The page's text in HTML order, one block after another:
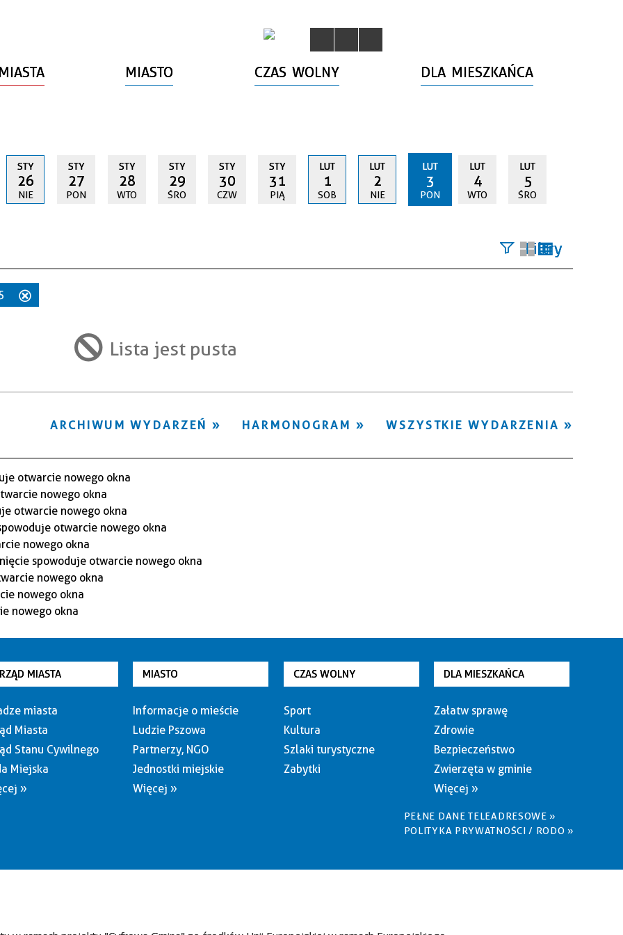
MIASTO CZAS WOLNY DLA MIESZKAŃCA
STY
26
NIE
STY
27
PON
STY
28
WTO
STY
29
ŚRO
STY
30
CZW
STY
31
PIĄ
LUT
1
SOB
LUT
2
NIE
LUT
3
PON
LUT
4
WTO
LUT
5
ŚRO
Filtry
Miejsce
Lista jest pusta
WSZYSTKIE WYDARZENIA
HARMONOGRAM
ARCHIWUM WYDARZEŃ
MIASTA
miasta
Miasta
Stanu Cywilnego
Miejska
»
MIASTO
Informacje o mieście
Ludzie Pszowa
Partnerzy, NGO
Jednostki miejskie
Więcej »
CZAS WOLNY
Sport
Kultura
Szlaki turystyczne
Zabytki
DLA MIESZKAŃCA
Załatw sprawę
Zdrowie
Bezpieczeństwo
Zwierzęta w gminie
Więcej »
PEŁNE DANE TELEADRESOWE »
POLITYKA PRYWATNOŚCI / RODO »